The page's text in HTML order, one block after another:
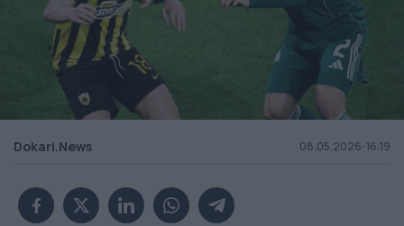
Dokari.News 08.05.2026-16:19